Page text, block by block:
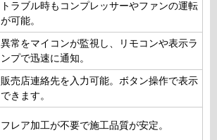
トラブル時もコンプレッサーやファンの運転
が可能。
異常をマイコンが監視し、リモコンや表示ラ
ンプで迅速に通知。
販売店連絡先を入力可能。ボタン操作で表示
できます。
フレア加工が不要で施工品質が安定。